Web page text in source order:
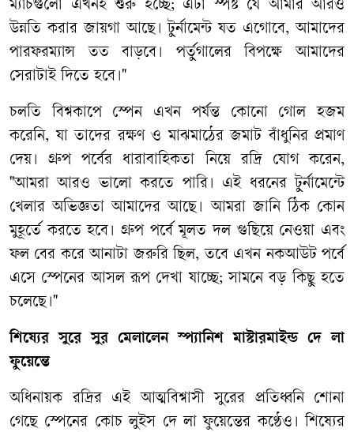
ম্যাচগুলো এখনই শুরু হচ্ছে; এটা স্পষ্ট যে আমার আরও
উন্নতি করার জায়গা আছে। টুর্নামেন্ট যত এগোবে, আমাদের
পারফরম্যান্স তত বাড়বে। পর্তুগালের বিপক্ষে আমাদের
সেরাটাই দিতে হবে।"
চলতি বিশ্বকাপে স্পেন এখন পর্যন্ত কোনো গোল হজম
করেনি, যা তাদের রক্ষণ ও মাঝমাঠের জমাট বাঁধুনির প্রমাণ
দেয়। গ্রুপ পর্বের ধারাবাহিকতা নিয়ে রদ্রি যোগ করেন,
"আমরা আরও ভালো করতে পারি। এই ধরনের টুর্নামেন্টে
খেলার অভিজ্ঞতা আমাদের আছে। আমরা জানি ঠিক কোন
মুহূর্তে করতে হবে। গ্রুপ পর্বে মূলত দল গুছিয়ে নেওয়া এবং
ফল বের করে আনাটা জরুরি ছিল, তবে এখন নকআউট পর্বে
এসে স্পেনের আসল রূপ দেখা যাচ্ছে; সামনে বড় কিছু হতে
চলেছে।"
শিষ্যের সুরে সুর মেলালেন স্প্যানিশ মাস্টারমাইন্ড দে লা
ফুয়েন্তে
অধিনায়ক রদ্রির এই আত্মবিশ্বাসী সুরের প্রতিধ্বনি শোনা
গেছে স্পেনের কোচ লুইস দে লা ফুয়েন্তের কণ্ঠেও। শিষ্যের